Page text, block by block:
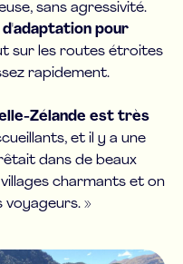
sans agressivité.
pour
sur les routes étroites
rapidement.
Zélande est très
et il y a une
dans de beaux
charmants et on
»